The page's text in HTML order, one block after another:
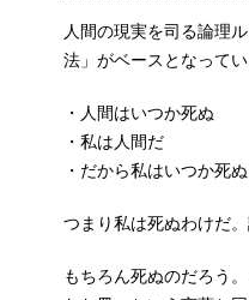
人間の現実を司る論理
法」がベースとなってい
・人間はいつか死ぬ
・私は人間だ
・だから私はいつか死ぬ
つまり私は死ぬわけだ。
もちろん死ぬのだろう